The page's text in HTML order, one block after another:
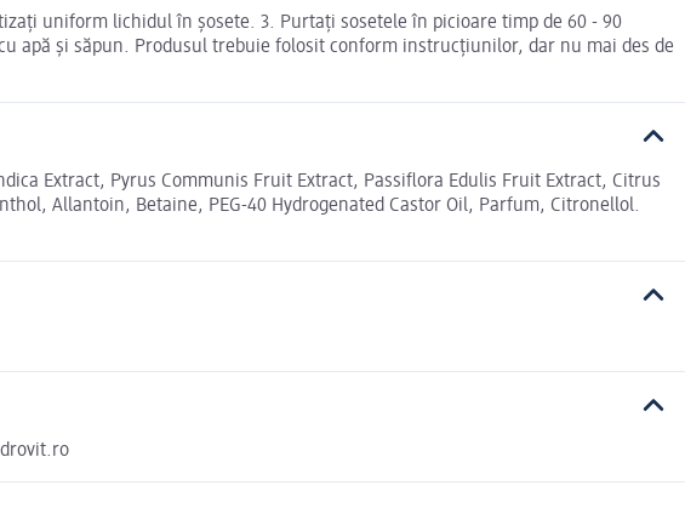
uniform lichidul în șosete. 3. Purtați sosetele în picioare timp de 60 - 90
apă și săpun. Produsul trebuie folosit conform instrucțiunilor, dar nu mai des de
Extract, Pyrus Communis Fruit Extract, Passiflora Edulis Fruit Extract, Citrus
Allantoin, Betaine, PEG-40 Hydrogenated Castor Oil, Parfum, Citronellol.